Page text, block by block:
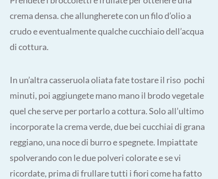
crema densa. che allungherete con un filo d’olio a
crudo e eventualmente qualche cucchiaio dell’acqua
di cottura.
In un’altra casseruola oliata fate tostare il riso pochi
minuti, poi aggiungete mano mano il brodo vegetale
quel che serve per portarlo a cottura. Solo all’ultimo
incorporate la crema verde, due bei cucchiai di grana
reggiano, una noce di burro e spegnete. Impiattate
spolverando con le due polveri colorate e se vi
ricordate, prima di frullare tutti i fiori come ha fatto